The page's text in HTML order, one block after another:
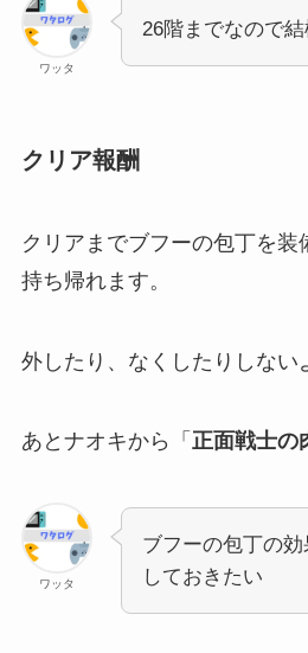
ワッタ
26階までなので
クリア報酬
クリアまでブフーの包丁を装
持ち帰れます。
外したり、なくしたりしない
あとナオキから「 正面戦士の
ワッタ
ブフーの包丁の
しておきたい